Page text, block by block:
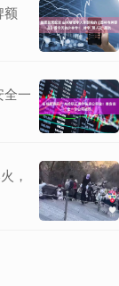
额
全一
，